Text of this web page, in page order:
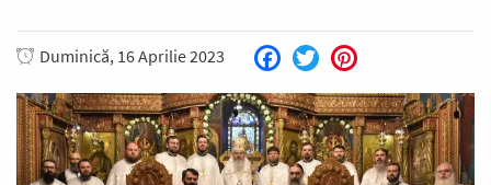
Duminică, 16 Aprilie 2023 Facebook
Twitter